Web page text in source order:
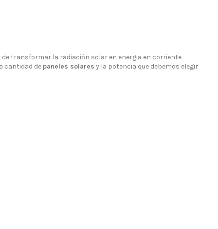
transformar la radiación solar en energia en corriente
cantidad de paneles solares y la potencia que debemos elegir